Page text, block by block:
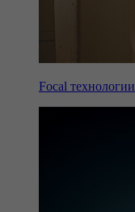
Focal технологии